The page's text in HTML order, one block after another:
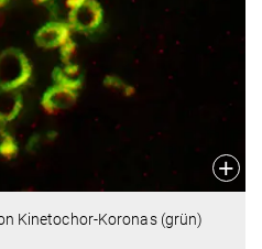
Kinetochor-Koronas (grün)